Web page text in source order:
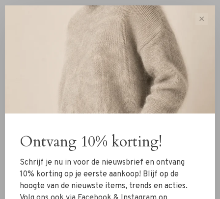
Toon 1 - 0 van 0
Schoenen
Sieraden
Accessoires
SALE
✕
Ontvang 10% korting!
Schrijf je nu in voor de nieuwsbrief en ontvang
10% korting op je eerste aankoop! Blijf op de
hoogte van de nieuwste items, trends en acties.